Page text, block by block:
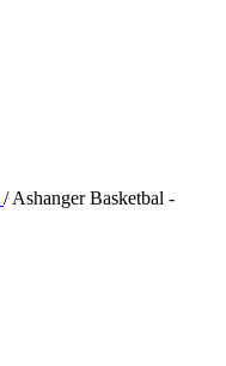
/ Ashanger Basketbal -